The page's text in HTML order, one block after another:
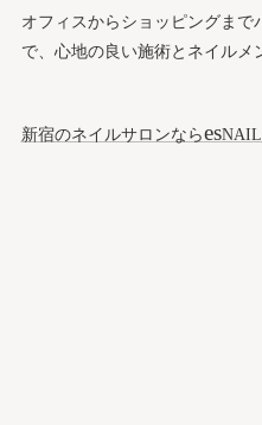
オフィスからショッピングまで
で、心地の良い施術とネイルメ
新宿のネイルサロンならes